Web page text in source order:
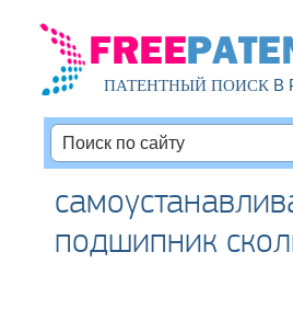
ПАТЕНТНЫЙ ПОИСКВ
подшипник